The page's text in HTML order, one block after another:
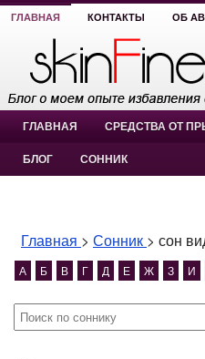
ГЛАВНАЯ КОНТАКТЫ ОБ
ГЛАВНАЯ СРЕДСТВА ОТ
БЛОГ СОННИК
Главная > Сонник > сон
А Б В Г Д Е Ж З И